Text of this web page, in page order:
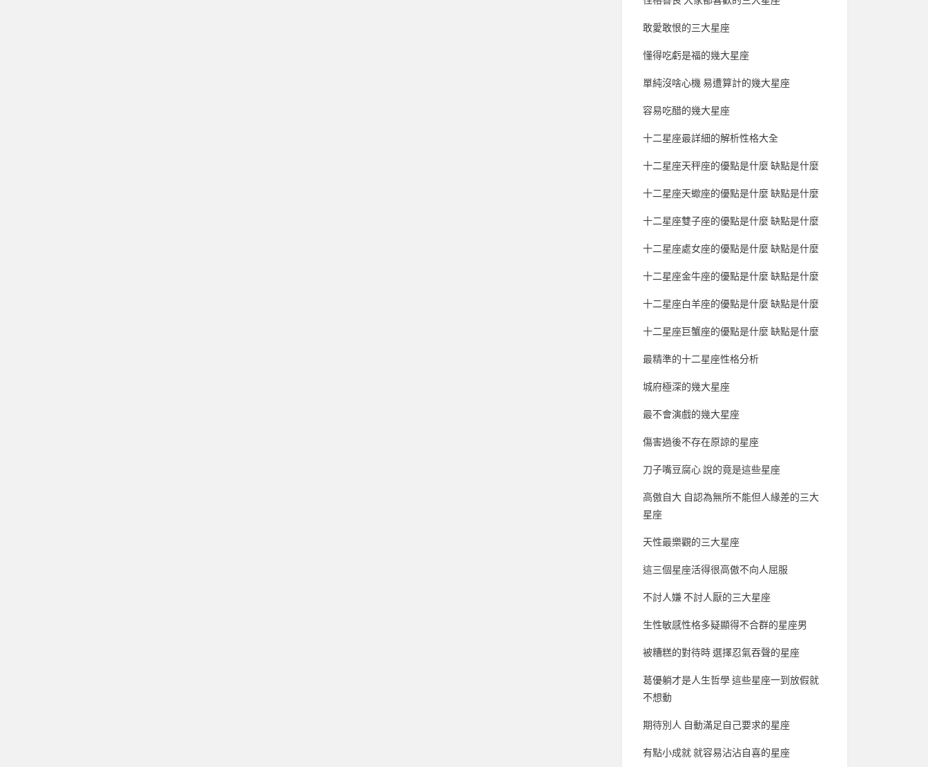
敢愛敢恨的三大星座
懂得吃虧是福的幾大星座
單純沒啥心機 易遭算計的幾大星座
容易吃醋的幾大星座
十二星座最詳細的解析性格大全
十二星座天秤座的優點是什麼 缺點是什麼
十二星座天蠍座的優點是什麼 缺點是什麼
十二星座雙子座的優點是什麼 缺點是什麼
十二星座處女座的優點是什麼 缺點是什麼
十二星座金牛座的優點是什麼 缺點是什麼
十二星座白羊座的優點是什麼 缺點是什麼
十二星座巨蟹座的優點是什麼 缺點是什麼
最精準的十二星座性格分析
城府極深的幾大星座
最不會演戲的幾大星座
傷害過後不存在原諒的星座
刀子嘴豆腐心 說的竟是這些星座
高傲自大 自認為無所不能但人緣差的三大
星座
天性最樂觀的三大星座
這三個星座活得很高傲不向人屈服
不討人嫌 不討人厭的三大星座
生性敏感性格多疑顯得不合群的星座男
被糟糕的對待時 選擇忍氣吞聲的星座
葛優躺才是人生哲學 這些星座一到放假就
不想動
期待別人 自動滿足自己要求的星座
有點小成就 就容易沾沾自喜的星座